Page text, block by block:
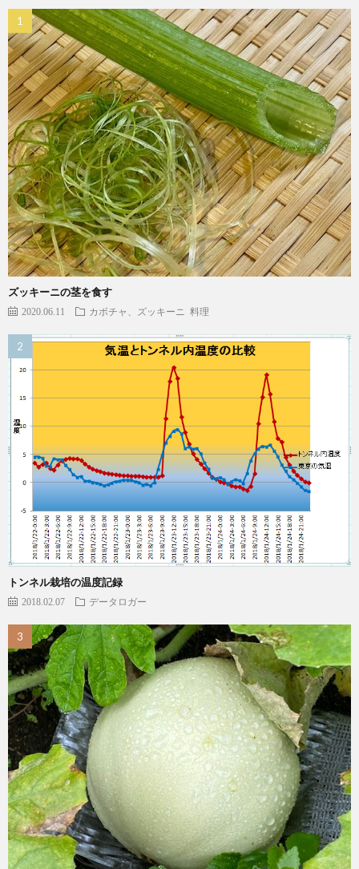
ズッキーニの茎を食す
2020.06.11 カボチャ、ズッキーニ 料理
トンネル栽培の温度記録
2018.02.07 データロガー